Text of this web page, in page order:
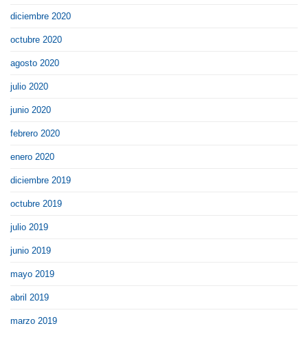
diciembre 2020
octubre 2020
agosto 2020
julio 2020
junio 2020
febrero 2020
enero 2020
diciembre 2019
octubre 2019
julio 2019
junio 2019
mayo 2019
abril 2019
marzo 2019